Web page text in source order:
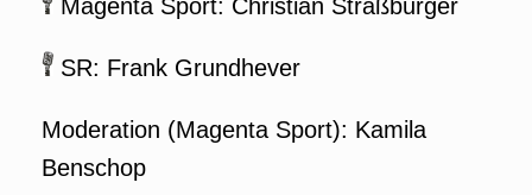
Magenta Sport: Christian Straßburger
SR: Frank Grundhever
Moderation (Magenta Sport): Kamila
Benschop